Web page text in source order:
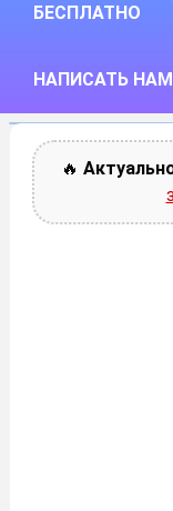
БЕСПЛАТНО
НАПИСАТЬ НАМ
🔥